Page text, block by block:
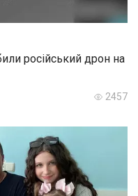
російський дрон на
2457